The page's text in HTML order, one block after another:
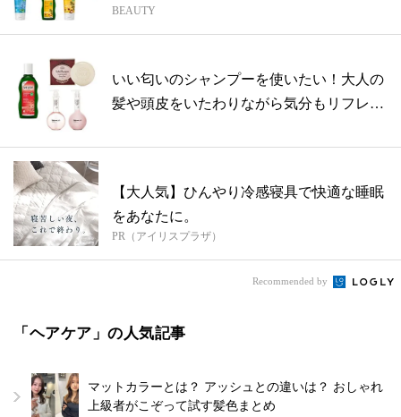
がリ...
BEAUTY
いい匂いのシャンプーを使いたい！大人の
髪や頭皮をいたわりながら気分もリフレッ
【大人気】ひんやり冷感寝具で快適な睡眠
をあなたに。
PR（アイリスプラザ）
Recommended by
「ヘアケア」の人気記事
マットカラーとは？ アッシュとの違いは？ おしゃれ
上級者がこぞって試す髪色まとめ